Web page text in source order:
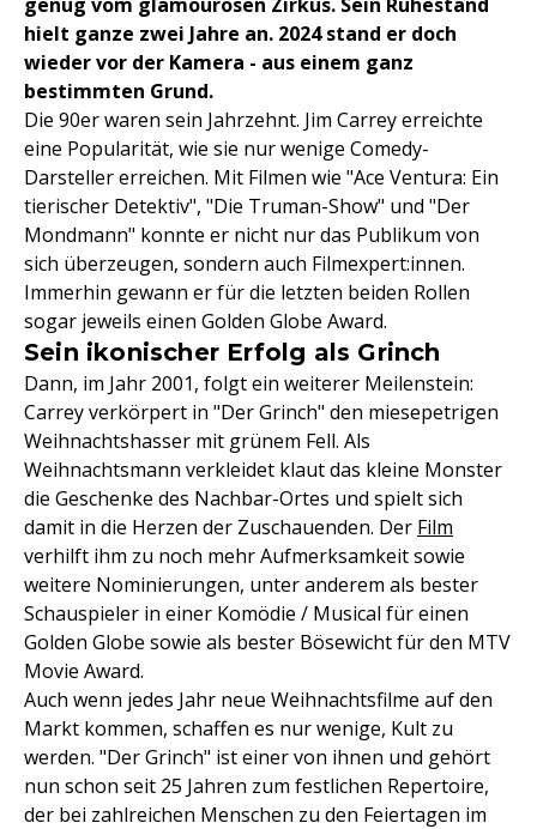
hielt ganze zwei Jahre an. 2024 stand er doch
wieder vor der Kamera - aus einem ganz
bestimmten Grund.
Die 90er waren sein Jahrzehnt. Jim Carrey erreichte
eine Popularität, wie sie nur wenige Comedy-
Darsteller erreichen. Mit Filmen wie "Ace Ventura: Ein
tierischer Detektiv", "Die Truman-Show" und "Der
Mondmann" konnte er nicht nur das Publikum von
sich überzeugen, sondern auch Filmexpert:innen.
Immerhin gewann er für die letzten beiden Rollen
sogar jeweils einen Golden Globe Award.
Sein ikonischer Erfolg als Grinch
Dann, im Jahr 2001, folgt ein weiterer Meilenstein:
Carrey verkörpert in "Der Grinch" den miesepetrigen
Weihnachtshasser mit grünem Fell. Als
Weihnachtsmann verkleidet klaut das kleine Monster
die Geschenke des Nachbar-Ortes und spielt sich
damit in die Herzen der Zuschauenden. Der Film
verhilft ihm zu noch mehr Aufmerksamkeit sowie
weitere Nominierungen, unter anderem als bester
Schauspieler in einer Komödie / Musical für einen
Golden Globe sowie als bester Bösewicht für den MTV
Movie Award.
Auch wenn jedes Jahr neue Weihnachtsfilme auf den
Markt kommen, schaffen es nur wenige, Kult zu
werden. "Der Grinch" ist einer von ihnen und gehört
nun schon seit 25 Jahren zum festlichen Repertoire,
der bei zahlreichen Menschen zu den Feiertagen im